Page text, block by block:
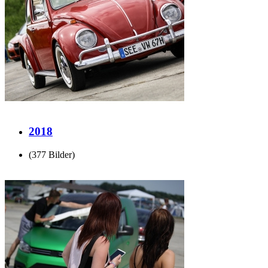
2018
(377 Bilder)